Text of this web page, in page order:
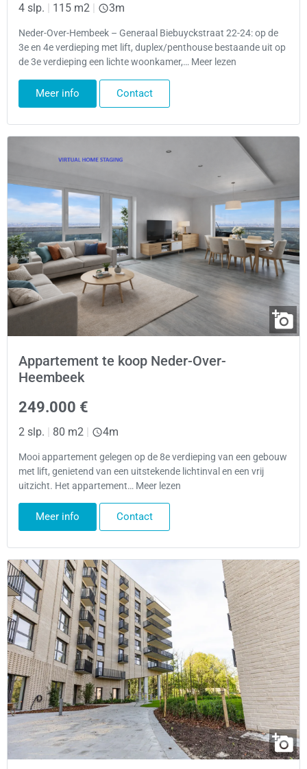
4 slp. | 115 m2 | 3m
Neder-Over-Hembeek – Generaal Biebuyckstraat 22-24: op de
3e en 4e verdieping met lift, duplex/penthouse bestaande uit op
de 3e verdieping een lichte woonkamer,… Meer lezen
Meer info Contact
Appartement te koop Neder-Over-
Heembeek
249.000 €
2 slp. | 80 m2 | 4m
Mooi appartement gelegen op de 8e verdieping van een gebouw
met lift, genietend van een uitstekende lichtinval en een vrij
uitzicht. Het appartement… Meer lezen
Meer info Contact